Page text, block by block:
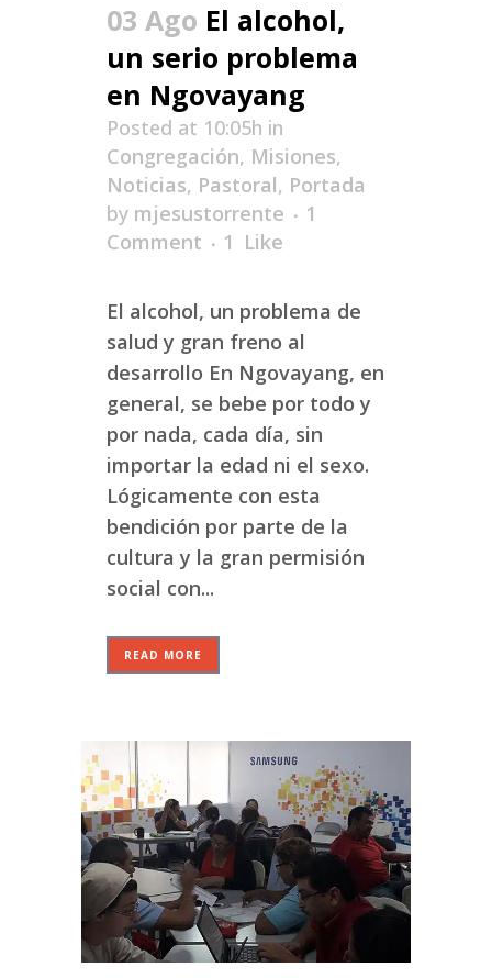
03 Ago El alcohol,
un serio problema
en Ngovayang
Posted at 10:05h in
Congregación, Misiones,
Noticias, Pastoral, Portada
by mjesustorrente
1
Comment
1 Like
El alcohol, un problema de
salud y gran freno al
desarrollo En Ngovayang, en
general, se bebe por todo y
por nada, cada día, sin
importar la edad ni el sexo.
Lógicamente con esta
bendición por parte de la
cultura y la gran permisión
social con...
READ MORE